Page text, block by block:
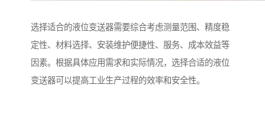
选择适合的液位变送器需要综合考虑测量范围、精度稳
定性、材料选择、安装维护便捷性、服务、成本效益等
因素。根据具体应用需求和实际情况，选择合适的液位
变送器可以提高工业生产过程的效率和安全性。